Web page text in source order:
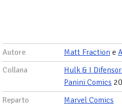
Autore Matt Fraction e
Collana
Hulk & I
Panini Comics
Reparto
Marvel Comics